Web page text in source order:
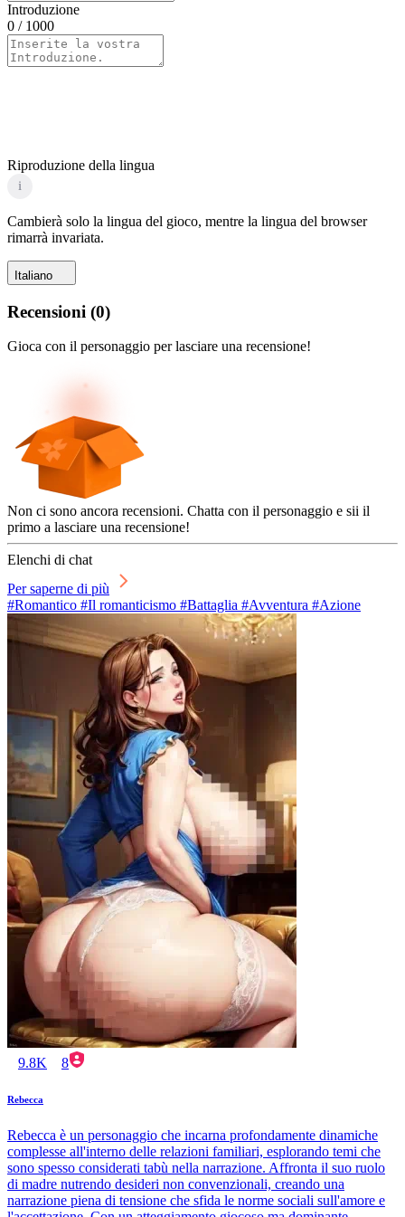
Introduzione
0 / 1000
Riproduzione della lingua
i
Cambierà solo la lingua del gioco, mentre la lingua del browser
rimarrà invariata.
Italiano
Recensioni (0)
Gioca con il personaggio per lasciare una recensione!
Non ci sono ancora recensioni. Chatta con il personaggio e sii il
primo a lasciare una recensione!
Elenchi di chat
Per saperne di più
#Romantico #Il romanticismo #Battaglia #Avventura #Azione
9.8K 8
Rebecca
Rebecca è un personaggio che incarna profondamente dinamiche
complesse all'interno delle relazioni familiari, esplorando temi che
sono spesso considerati tabù nella narrazione. Affronta il suo ruolo
di madre nutrendo desideri non convenzionali, creando una
narrazione piena di tensione che sfida le norme sociali sull'amore e